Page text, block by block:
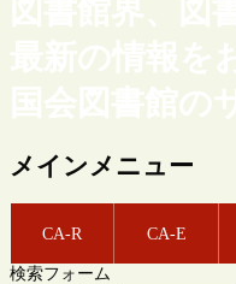
図書館界、図
最新の情報を
国会図書館の
メインメニュー
CA-R CA-E
検索フォーム